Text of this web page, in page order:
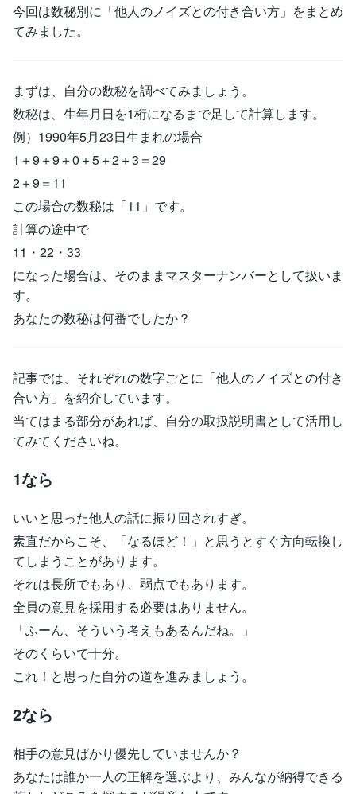
今回は数秘別に「他人のノイズとの付き合い方」をまとめ
てみました。
まずは、自分の数秘を調べてみましょう。
数秘は、生年月日を1桁になるまで足して計算します。
例）1990年5月23日生まれの場合
1＋9＋9＋0＋5＋2＋3＝29
2＋9＝11
この場合の数秘は「11」です。
計算の途中で
11・22・33
になった場合は、そのままマスターナンバーとして扱いま
す。
あなたの数秘は何番でしたか？
記事では、それぞれの数字ごとに「他人のノイズとの付き
合い方」を紹介しています。
当てはまる部分があれば、自分の取扱説明書として活用し
てみてくださいね。
1なら
いいと思った他人の話に振り回されすぎ。
素直だからこそ、「なるほど！」と思うとすぐ方向転換し
てしまうことがあります。
それは長所でもあり、弱点でもあります。
全員の意見を採用する必要はありません。
「ふーん、そういう考えもあるんだね。」
そのくらいで十分。
これ！と思った自分の道を進みましょう。
2なら
相手の意見ばかり優先していませんか？
あなたは誰か一人の正解を選ぶより、みんなが納得できる